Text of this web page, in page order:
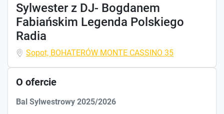
Sylwester z DJ- Bogdanem
Fabiańskim Legenda Polskiego
Radia
Sopot, BOHATERÓW MONTE CASSINO 35
O ofercie
Bal Sylwestrowy 2025/2026